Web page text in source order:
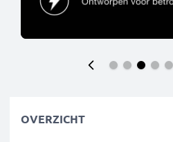
OVERZICHT